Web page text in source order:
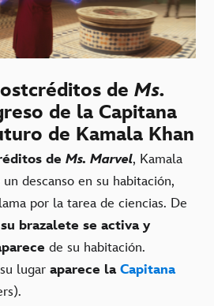
de Ms.
de la Capitana
de Kamala Khan
de Ms. Marvel, Kamala
descanso en su habitación,
por la tarea de ciencias. De
brazalete se activa y
de su habitación.
lugar aparece la Capitana